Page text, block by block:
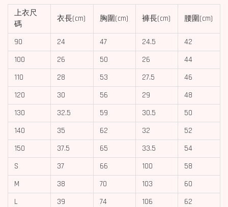
上衣尺
碼
衣長(cm) 胸圍(cm) 褲長(cm) 腰圍(cm)
90 24 47 24.5
42
100
26 50 26
44
110
28 53 27.5
46
120
30 56 29
48
130
32.5 59 30.5
50
140
35 62 32
52
150
37.5 65 33.5
54
S
37 66 100
58
M
38 70 103
60
L
39 74 106 62